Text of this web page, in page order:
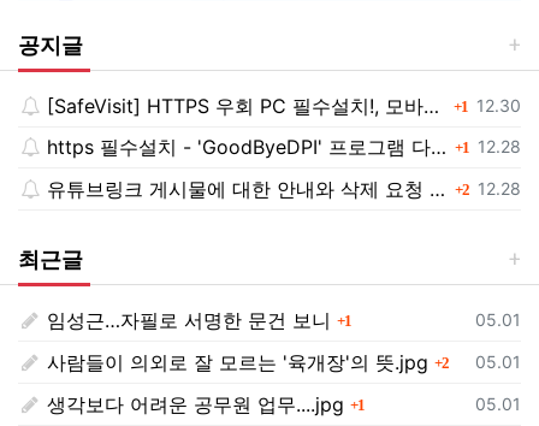
공지글
등록일
12.30
[SafeVisit] HTTPS 우회 PC 필수설치!, 모바일 최강속도 1댓글
등록일
12.28
https 필수설치 - 'GoodByeDPI' 프로그램 다운로드<< 1댓글
등록일
12.28
유튜브링크 게시물에 대한 안내와 삭제 요청 공지 2댓글
최근글
등록일
05.01
임성근…자필로 서명한 문건 보니 1
등록일
05.01
사람들이 의외로 잘 모르는 '육개장'의 뜻.jpg 2댓글
등록일
05.01
생각보다 어려운 공무원 업무....jpg 1